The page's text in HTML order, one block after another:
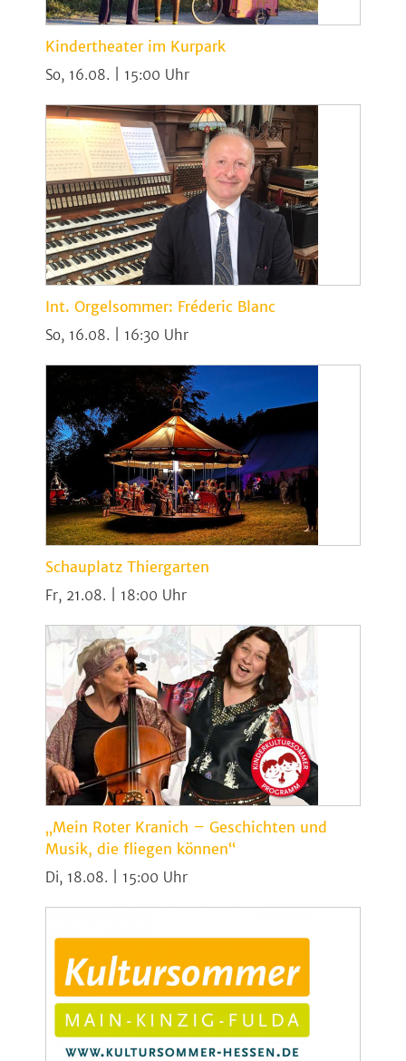
Kindertheater im Kurpark
So, 16.08. | 15:00
Int. Orgelsommer: Fréderic Blanc
So, 16.08. | 16:30
Schauplatz Thiergarten
Fr, 21.08. | 18:00
„Mein Roter Kranich – Geschichten und
Musik, die fliegen können“
Di, 18.08. | 15:00